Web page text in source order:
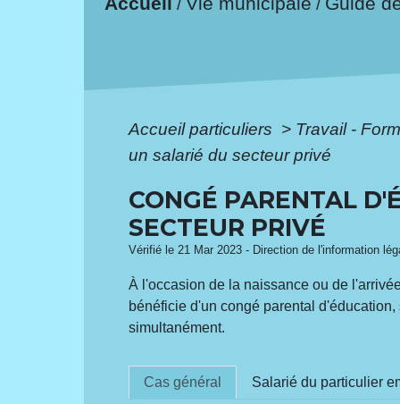
/ /
Accueil particuliers > Travail -
un salarié du secteur privé
CONGÉ PARENTAL
SECTEUR PRIVÉ
Vérifié le 21 Mar 2023 - Direction de l'information
À l'occasion de la naissance ou de
bénéficie d'un congé parental
simultanément.
Cas général Salarié du particulier